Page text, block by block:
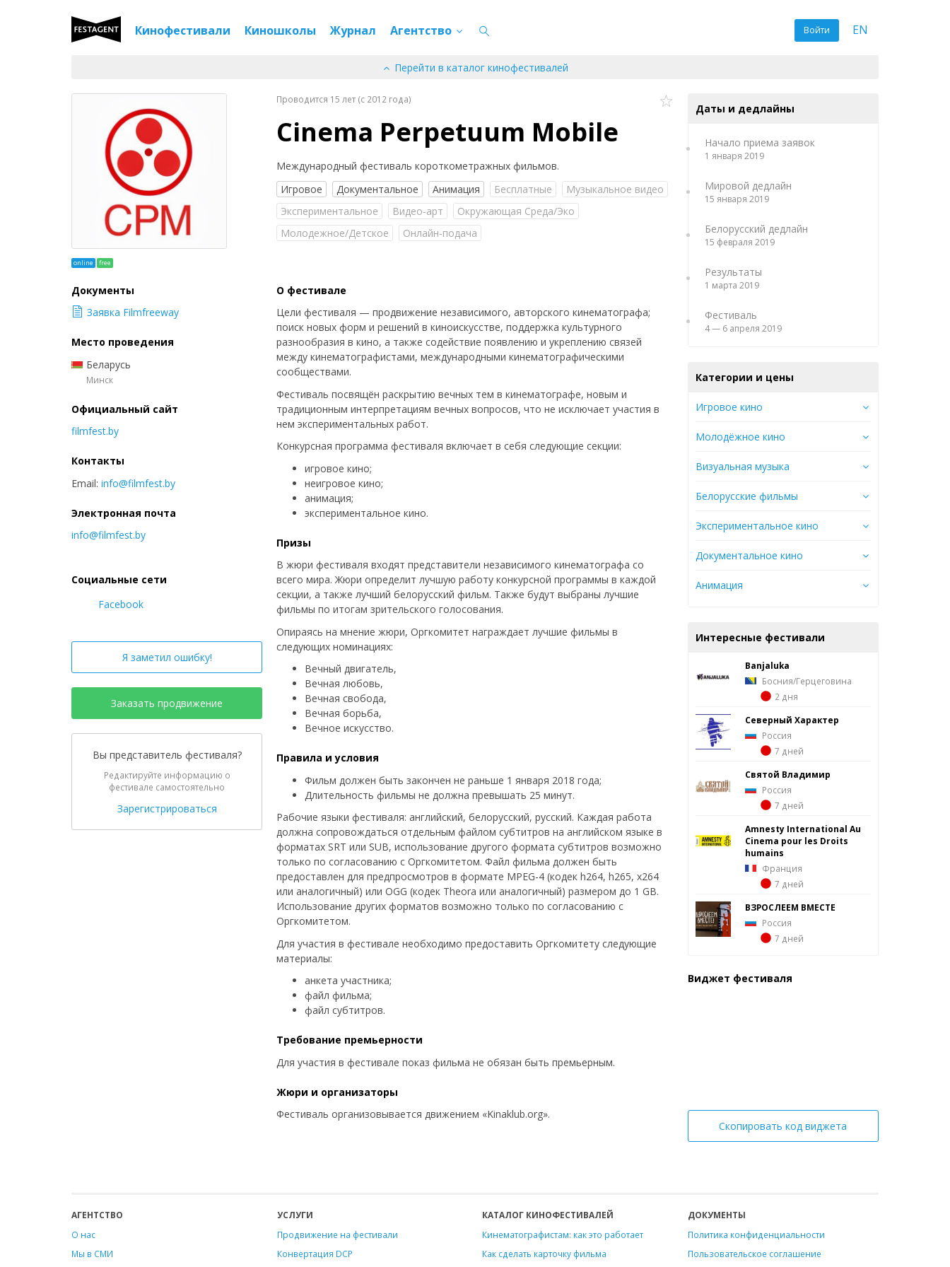
Войти EN
Кинофестивали Киношколы Журнал Агентство
Перейти в каталог кинофестивалей
online free
Проводится 15 лет (c 2012 года)
Cinema Perpetuum Mobile
Международный фестиваль короткометражных фильмов.
Игровое
Документальное Анимация Бесплатные
Музыкальное видео
Экспериментальное
Видео-арт
Окружающая Среда/Эко
Молодежное/Детское
Онлайн-подача
О фестивале
Цели фестиваля — продвижение независимого, авторского кинематографа;
поиск новых форм и решений в киноискусстве, поддержка культурного
разнообразия в кино, а также содействие появлению и укреплению связей
между кинематографистами, международными кинематографическими
сообществами.
Фестиваль посвящён раскрытию вечных тем в кинематографе, новым и
традиционным интерпретациям вечных вопросов, что не исключает участия в
нем экспериментальных работ.
Конкурсная программа фестиваля включает в себя следующие секции:
игровое кино;
неигровое кино;
анимация;
экспериментальное кино.
Призы
В жюри фестиваля входят представители независимого кинематографа со
всего мира. Жюри определит лучшую работу конкурсной программы в каждой
секции, а также лучший белорусский фильм. Также будут выбраны лучшие
фильмы по итогам зрительского голосования.
Опираясь на мнение жюри, Оргкомитет награждает лучшие фильмы в
следующих номинациях:
Вечный двигатель,
Вечная любовь,
Вечная свобода,
Вечная борьба,
Вечное искусство.
Правила и условия
Фильм должен быть закончен не раньше 1 января 2018 года;
Длительность фильмы не должна превышать 25 минут.
Рабочие языки фестиваля: английский, белорусский, русский. Каждая работа
должна сопровождаться отдельным файлом субтитров на английском языке в
форматах SRT или SUB, использование другого формата субтитров возможно
только по согласованию с Оргкомитетом. Файл фильма должен быть
предоставлен для предпросмотров в формате MPEG-4 (кодек h264, h265, x264
или аналогичный) или OGG (кодек Theora или аналогичный) размером до 1 GB.
Использование других форматов возможно только по согласованию с
Оргкомитетом.
Для участия в фестивале необходимо предоставить Оргкомитету следующие
материалы:
анкета участника;
файл фильма;
файл субтитров.
Требование премьерности
Для участия в фестивале показ фильма не обязан быть премьерным.
Жюри и организаторы
Фестиваль организовывается движением «Kinaklub.org».
Документы
Заявка Filmfreeway
Место проведения
Беларусь
Минск
Официальный сайт
filmfest.by
Контакты
Email: info@filmfest.by
Электронная почта
info@filmfest.by
Социальные сети
Facebook
Я заметил ошибку!
Заказать продвижение
Вы представитель фестиваля?
Редактируйте информацию о
фестивале самостоятельно
Зарегистрироваться
Даты и дедлайны
Начало приема заявок
1 января 2019
Мировой дедлайн
15 января 2019
Белорусский дедлайн
15 февраля 2019
Результаты
1 марта 2019
Фестиваль
4 — 6 апреля 2019
Категории и цены
Игровое кино
Молодёжное кино
Визуальная музыка
Белорусские фильмы
Экспериментальное кино
Документальное кино
Анимация
Интересные фестивали
Banjaluka
Босния/Герцеговина
2 дня
Северный Характер
Россия
7 дней
Святой Владимир
Россия
7 дней
Amnesty International Au
Cinema pour les Droits
humains
Франция
7 дней
ВЗРОСЛЕЕМ ВМЕСТЕ
Россия
7 дней
Виджет фестиваля
Скопировать код виджета
АГЕНТСТВО
О нас
Мы в СМИ
УСЛУГИ
Продвижение на фестивали
Конвертация DCP
КАТАЛОГ КИНОФЕСТИВАЛЕЙ
Кинематографистам: как это работает
Как сделать карточку фильма
ДОКУМЕНТЫ
Политика конфиденциальности
Пользовательское соглашение